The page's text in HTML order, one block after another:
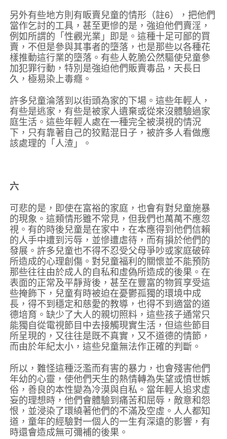
另外有些地方則有眅賣兒童的情形（註6），把他們
當作乞討的工具，甚至更慘的是，強迫他們賣淫，
例如所謂的「性觀光業」即是。這種十足可鄙的買
賣，不但是參與其事者的墮落，也是那些以各種花
樣推動這行業的墮落。有些人乾脆公然驅使兒童參
加犯罪行動，特別是強迫他們販賣毒品，天長日
久，極易染上毒癮。
許多兒童淪落到以街頭為家的下場。這些年輕人，
有些是逃家，有些是被家人遺棄或從來沒體驗過家
庭生活。這些年輕人處在一種完全被漠視的情況
下，只有靠著自己的狡黠混日子，被許多人看做應
該處理的「人渣」。
六
可悲的是，即使在富裕的家庭，也會有對兒童施暴
的現象。這類情形雖不常見，但我們也萬萬不應忽
視。有的時後兒童是在家中，在本應得到他們信賴
的人手中遭到污辱，並慘遭虐待，而有損於他們的
發展。許多兒童也不得不忍受父母爭吵或家庭破碎
所造成的心理創傷。對兒童福利的關懷並不能預防
那些往往由於成人的自私和虛偽所造成的後果。在
表面的正常及平靜背後，甚至在豐富的物質享受這
些掩飾下，兒童有時被迫在憂鬱孤獨的環境中成
長，得不到穩定和慈愛的教導，也得不到適當的道
德培育。缺少了大人的親切照料，這些孩子通常只
能獨自從電視節目中去接觸現實生活，但這些節目
所呈現的，又往往是既不真實，又不道德的情節，
而由於年紀太小，這些兒童無法作正確的判斷。
所以，難怪這種泛濫而有害的暴力，也會殘害他們
年幼的心靈，使他們天生的熱情轉為失望或憤世嫉
俗，善良的本性變為冷漠與自私。當年輕人追求虛
妄的理想時，他們會體驗到痛苦和屈辱，敵意和怨
恨，並浸染了環繞著他們的不滿及空虛。人人都知
道，童年的經驗對一個人的一生有深遠的影響，有
時還會造成無可彌補的後果。